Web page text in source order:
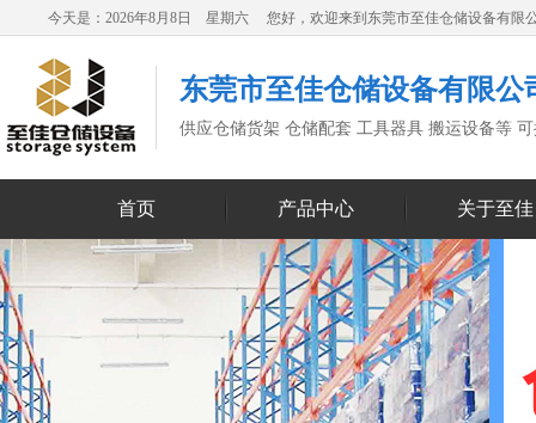
今天是：2026年8月8日 星期六 您好，欢迎来到东莞市至佳仓储设备有限
东莞市至佳仓储设备有限公
供应仓储货架 仓储配套 工具器具 搬运设备等
首页 产品中心 关于至佳